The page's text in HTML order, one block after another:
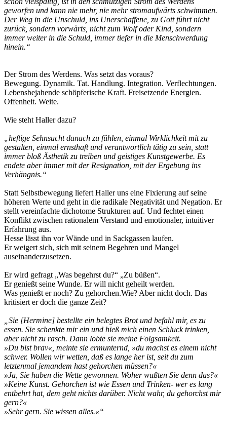
geworfen und kann nie mehr, nie mehr stromaufwärts schwimmen.
Der Weg in die Unschuld, ins Unerschaffene, zu Gott führt nicht
zurück, sondern vorwärts, nicht zum Wolf oder Kind, sondern
immer weiter in die Schuld, immer tiefer in die Menschwerdung
hinein.“
Der Strom des Werdens. Was setzt das voraus?
Bewegung. Dynamik. Tat. Handlung. Integration. Verflechtungen.
Lebensbejahende schöpferische Kraft. Freisetzende Energien.
Offenheit. Weite.
Wie steht Haller dazu?
„heftige Sehnsucht danach zu fühlen, einmal Wirklichkeit mit zu
gestalten, einmal ernsthaft und verantwortlich tätig zu sein, statt
immer bloß Ästhetik zu treiben und geistiges Kunstgewerbe. Es
endete aber immer mit der Resignation, mit der Ergebung ins
Verhängnis.“
Statt Selbstbewegung liefert Haller uns eine Fixierung auf seine
höheren Werte und geht in die radikale Negativität und Negation. Er
stellt vereinfachte dichotome Strukturen auf. Und fechtet einen
Konflikt zwischen rationalem Verstand und emotionaler, intuitiver
Erfahrung aus.
Hesse lässt ihn vor Wände und in Sackgassen laufen.
Er weigert sich, sich mit seinem Begehren und Mangel
auseinanderzusetzen.
Er wird gefragt „Was begehrst du?“ „Zu büßen“.
Er genießt seine Wunde. Er will nicht geheilt werden.
Was genießt er noch? Zu gehorchen.Wie? Aber nicht doch. Das
kritisiert er doch die ganze Zeit?
„Sie [Hermine] bestellte ein belegtes Brot und befahl mir, es zu
essen. Sie schenkte mir ein und hieß mich einen Schluck trinken,
aber nicht zu rasch. Dann lobte sie meine Folgsamkeit.
»Du bist brav«, meinte sie ermunternd, »du machst es einem nicht
schwer. Wollen wir wetten, daß es lange her ist, seit du zum
letztenmal jemandem hast gehorchen müssen?«
»Ja, Sie haben die Wette gewonnen. Woher wußten Sie denn das?«
»Keine Kunst. Gehorchen ist wie Essen und Trinken- wer es lang
entbehrt hat, dem geht nichts darüber. Nicht wahr, du gehorchst mir
gern?«
»Sehr gern. Sie wissen alles.«“